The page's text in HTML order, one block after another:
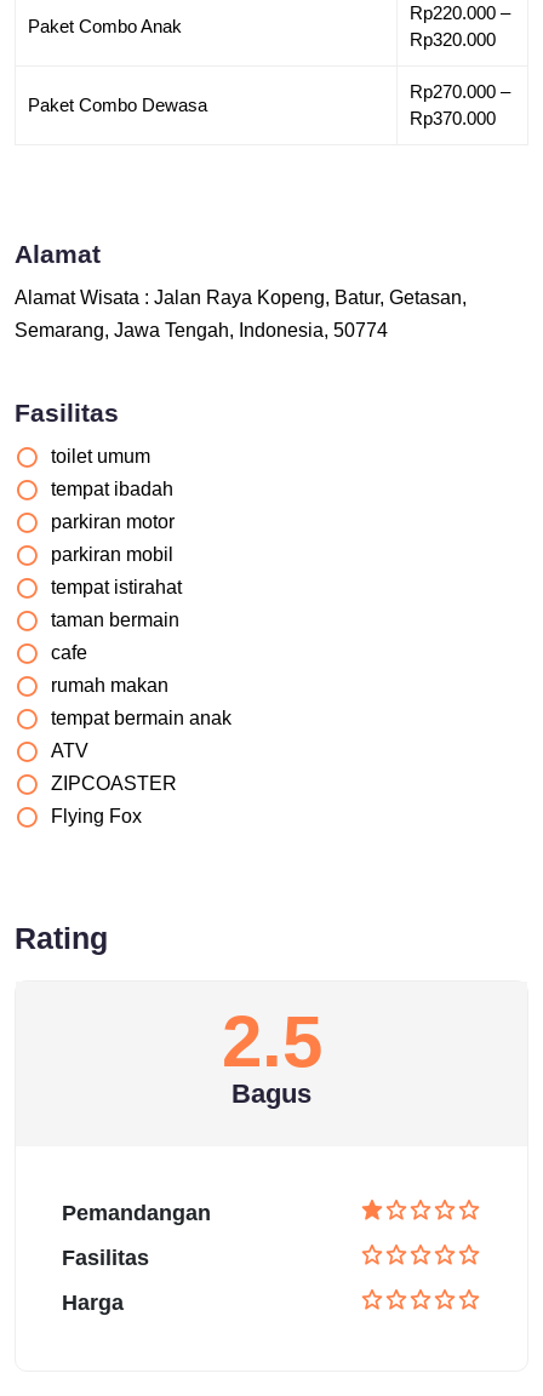
Paket Combo Anak
Rp220.000 –
Rp320.000
Paket Combo Dewasa
Rp270.000 –
Rp370.000
Alamat
Alamat Wisata : Jalan Raya Kopeng, Batur, Getasan,
Semarang, Jawa Tengah, Indonesia, 50774
Fasilitas
toilet umum
tempat ibadah
parkiran motor
parkiran mobil
tempat istirahat
taman bermain
cafe
rumah makan
tempat bermain anak
ATV
ZIPCOASTER
Flying Fox
Rating
2.5
Bagus
Pemandangan
Fasilitas
Harga